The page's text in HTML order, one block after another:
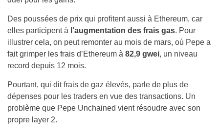
Des poussées de prix qui profitent aussi à Ethereum, car
elles participent à l’augmentation des frais gas. Pour
illustrer cela, on peut remonter au mois de mars, où Pepe a
fait grimper les frais d’Ethereum à 82,9 gwei, un niveau
record depuis 12 mois.
Pourtant, qui dit frais de gaz élevés, parle de plus de
dépenses pour les traders en vue des transactions. Un
problème que Pepe Unchained vient résoudre avec son
propre layer 2.